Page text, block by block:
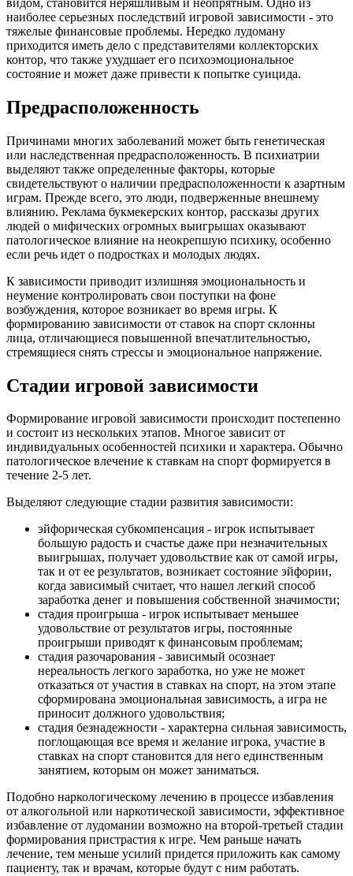
наиболее серьезных последствий игровой зависимости - это
тяжелые финансовые проблемы. Нередко лудоману
приходится иметь дело с представителями коллекторских
контор, что также ухудшает его психоэмоциональное
состояние и может даже привести к попытке суицида.
Предрасположенность
Причинами многих заболеваний может быть генетическая
или наследственная предрасположенность. В психиатрии
выделяют также определенные факторы, которые
свидетельствуют о наличии предрасположенности к азартным
играм. Прежде всего, это люди, подверженные внешнему
влиянию. Реклама букмекерских контор, рассказы других
людей о мифических огромных выигрышах оказывают
патологическое влияние на неокрепшую психику, особенно
если речь идет о подростках и молодых людях.
К зависимости приводит излишняя эмоциональность и
неумение контролировать свои поступки на фоне
возбуждения, которое возникает во время игры. К
формированию зависимости от ставок на спорт склонны
лица, отличающиеся повышенной впечатлительностью,
стремящиеся снять стрессы и эмоциональное напряжение.
Стадии игровой зависимости
Формирование игровой зависимости происходит постепенно
и состоит из нескольких этапов. Многое зависит от
индивидуальных особенностей психики и характера. Обычно
патологическое влечение к ставкам на спорт формируется в
течение 2-5 лет.
Выделяют следующие стадии развития зависимости:
эйфорическая субкомпенсация - игрок испытывает
большую радость и счастье даже при незначительных
выигрышах, получает удовольствие как от самой игры,
так и от ее результатов, возникает состояние эйфории,
когда зависимый считает, что нашел легкий способ
заработка денег и повышения собственной значимости;
стадия проигрыша - игрок испытывает меньшее
удовольствие от результатов игры, постоянные
проигрыши приводят к финансовым проблемам;
стадия разочарования - зависимый осознает
нереальность легкого заработка, но уже не может
отказаться от участия в ставках на спорт, на этом этапе
сформирована эмоциональная зависимость, а игра не
приносит должного удовольствия;
стадия безнадежности - характерна сильная зависимость,
поглощающая все время и желание игрока, участие в
ставках на спорт становится для него единственным
занятием, которым он может заниматься.
Подобно наркологическому лечению в процессе избавления
от алкогольной или наркотической зависимости, эффективное
избавление от лудомании возможно на второй-третьей стадии
формирования пристрастия к игре. Чем раньше начать
лечение, тем меньше усилий придется приложить как самому
пациенту, так и врачам, которые будут с ним работать.